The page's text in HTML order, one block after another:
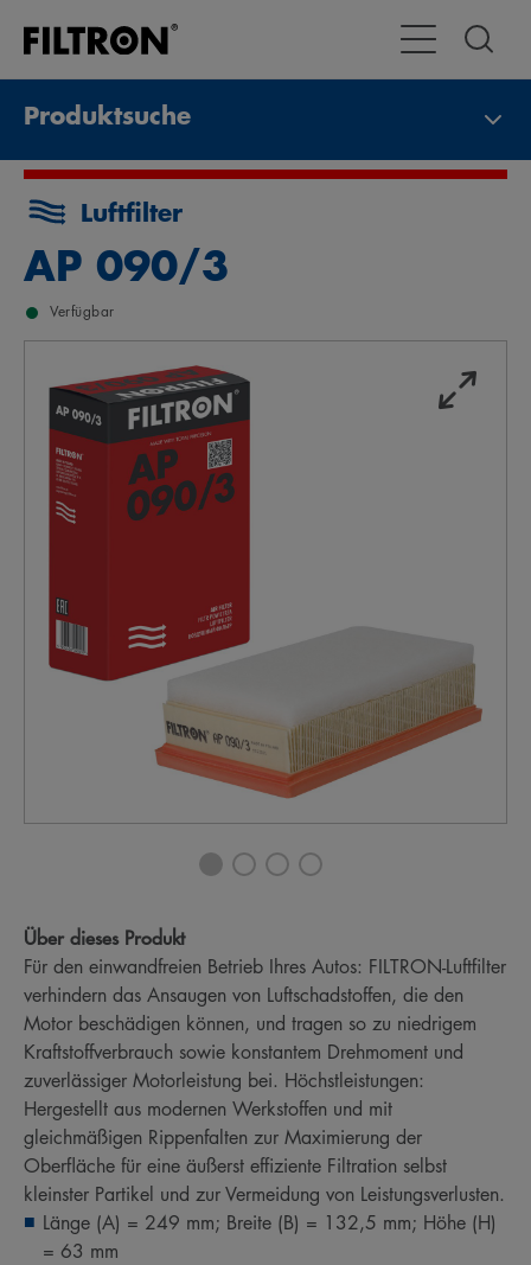
Toggle
Produktsuche
Luftfilter
AP 090/3
Verfügbar
Über dieses Produkt
Für den einwandfreien Betrieb Ihres Autos: FILTRON-Luftfilter
verhindern das Ansaugen von Luftschadstoffen, die den
Motor beschädigen können, und tragen so zu niedrigem
Kraftstoffverbrauch sowie konstantem Drehmoment und
zuverlässiger Motorleistung bei. Höchstleistungen:
Hergestellt aus modernen Werkstoffen und mit
gleichmäßigen Rippenfalten zur Maximierung der
Oberfläche für eine äußerst effiziente Filtration selbst
kleinster Partikel und zur Vermeidung von Leistungsverlusten.
Länge (A) = 249 mm; Breite (B) = 132,5 mm; Höhe (H)
= 63 mm